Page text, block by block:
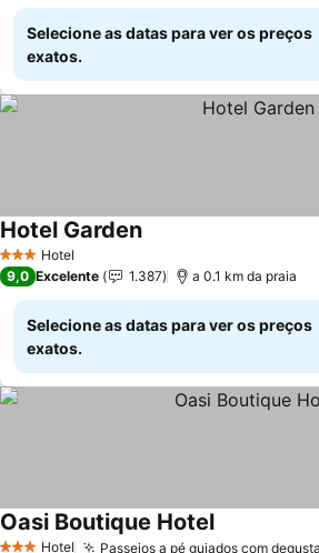
Selecione as datas para ver os preços
exatos.
3 EstrelasHotel
Hotel GardenVer preços
9,0 Excelente 1.387 a 0.1 km da praia
Selecione as datas para ver os preços
exatos.
Hotel Passeios a pé guiados com
Oasi Boutique HotelVer preços